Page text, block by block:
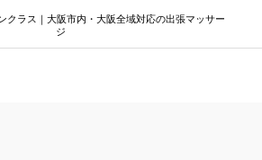
クラス｜大阪市内・大阪全域対応の出張マッサー
ジ